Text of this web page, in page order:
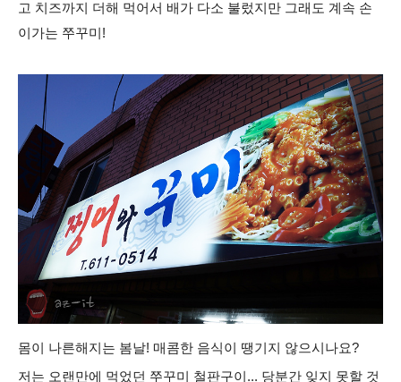
고 치즈까지 더해 먹어서 배가 다소 불렀지만 그래도 계속 손
이가는 쭈꾸미!
몸이 나른해지는 봄날! 매콤한 음식이 땡기지 않으시나요?
저는 오랜만에 먹었던 쭈꾸미 철판구이... 당분간 잊지 못할 것